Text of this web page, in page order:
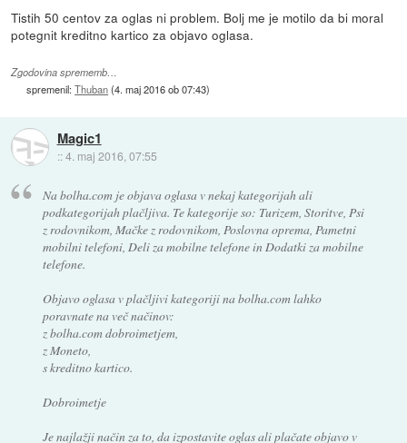
Tistih 50 centov za oglas ni problem. Bolj me je motilo da bi moral
potegnit kreditno kartico za objavo oglasa.
Zgodovina sprememb…
spremenil:Thuban(4. maj 2016 ob 07:43)
Magic1
::4. maj 2016, 07:55
Na bolha.com je objava oglasa v nekaj kategorijah ali
podkategorijah plačljiva. Te kategorije so: Turizem, Storitve, Psi
z rodovnikom, Mačke z rodovnikom, Poslovna oprema, Pametni
mobilni telefoni, Deli za mobilne telefone in Dodatki za mobilne
telefone.
Objavo oglasa v plačljivi kategoriji na bolha.com lahko
poravnate na več načinov:
z bolha.com dobroimetjem,
z Moneto,
s kreditno kartico.
Dobroimetje
Je najlažji način za to, da izpostavite oglas ali plačate objavo v